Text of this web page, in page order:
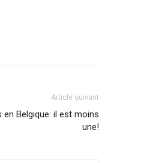
Article suivant
Belgique: il est moins
une!